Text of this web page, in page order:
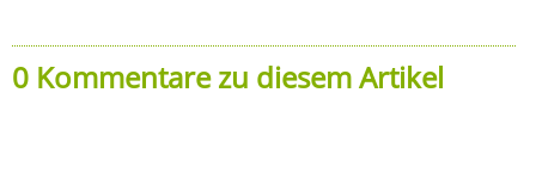
0 Kommentare zu diesem Artikel